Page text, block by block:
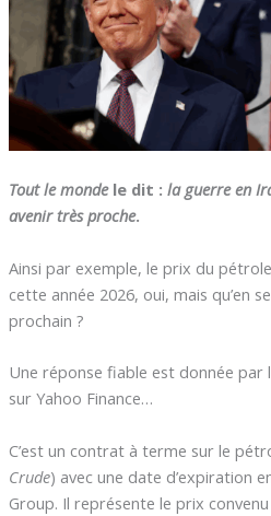
Tout le mondele dit : la guerre en
avenir très proche.
Ainsi par exemple, le prix du
cette année 2026, oui, mais qu’en
prochain ?
Une réponse fiable est donnée par
sur Yahoo Finance…
C’est un contrat à terme sur le
Crude) avec une date d’expiration
Group. Il représente le prix